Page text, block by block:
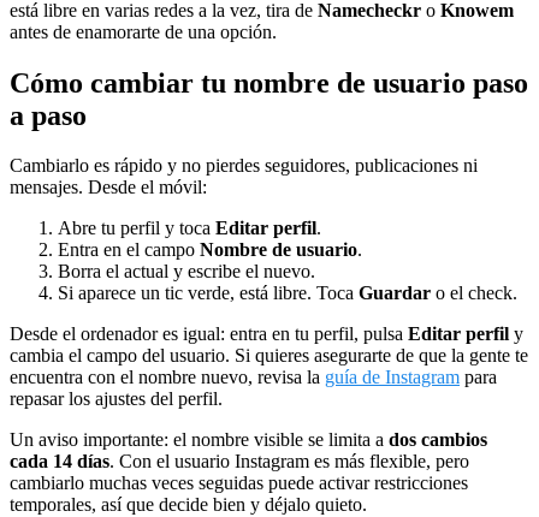
está libre en varias redes a la vez, tira de Namecheckr o Knowem
antes de enamorarte de una opción.
Cómo cambiar tu nombre de usuario paso
a paso
Cambiarlo es rápido y no pierdes seguidores, publicaciones ni
mensajes. Desde el móvil:
Abre tu perfil y toca Editar perfil.
Entra en el campo Nombre de usuario.
Borra el actual y escribe el nuevo.
Si aparece un tic verde, está libre. Toca Guardar o el check.
Desde el ordenador es igual: entra en tu perfil, pulsa Editar perfil y
cambia el campo del usuario. Si quieres asegurarte de que la gente te
encuentra con el nombre nuevo, revisa la guía de Instagram para
repasar los ajustes del perfil.
Un aviso importante: el nombre visible se limita a dos cambios
cada 14 días. Con el usuario Instagram es más flexible, pero
cambiarlo muchas veces seguidas puede activar restricciones
temporales, así que decide bien y déjalo quieto.